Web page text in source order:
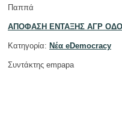
Παππά
ΑΠΟΦΑΣΗ ΕΝΤΑΞΗΣ ΑΓΡ
Κατηγορία: Νέα eDemocracy
Συντάκτης empapa